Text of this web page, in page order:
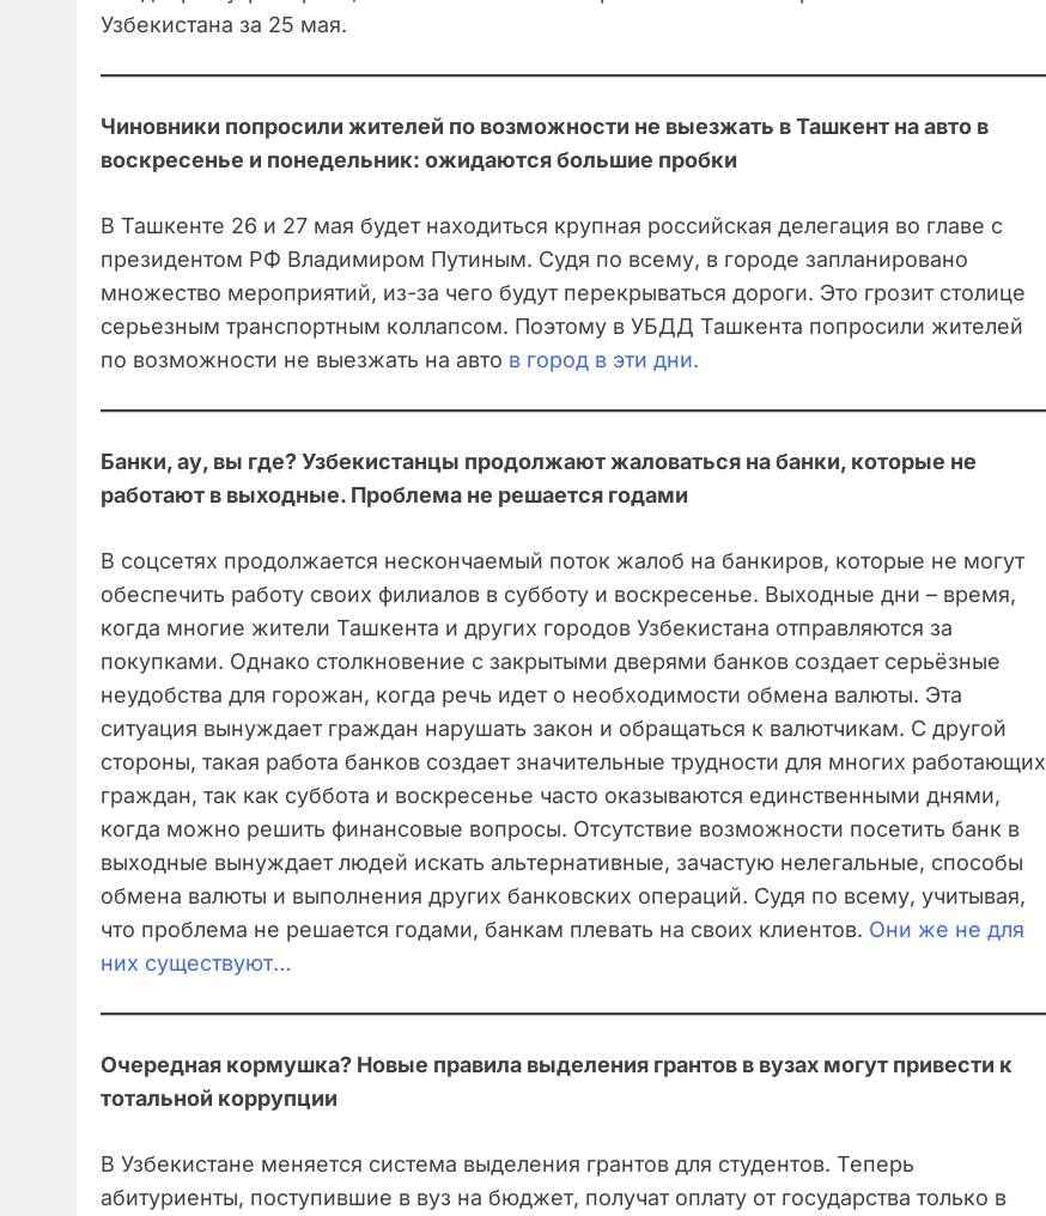
Узбекистана за 25 мая.
Чиновники попросили жителей по возможности не выезжать в Ташкент на авто в
воскресенье и понедельник: ожидаются большие пробки
В Ташкенте 26 и 27 мая будет находиться крупная российская делегация во главе с
президентом РФ Владимиром Путиным. Судя по всему, в городе запланировано
множество мероприятий, из-за чего будут перекрываться дороги. Это грозит столице
серьезным транспортным коллапсом. Поэтому в УБДД Ташкента попросили жителей
по возможности не выезжать на авто в город в эти дни.
Банки, ау, вы где? Узбекистанцы продолжают жаловаться на банки, которые не
работают в выходные. Проблема не решается годами
В соцсетях продолжается нескончаемый поток жалоб на банкиров, которые не могут
обеспечить работу своих филиалов в субботу и воскресенье. Выходные дни – время,
когда многие жители Ташкента и других городов Узбекистана отправляются за
покупками. Однако столкновение с закрытыми дверями банков создает серьёзные
неудобства для горожан, когда речь идет о необходимости обмена валюты. Эта
ситуация вынуждает граждан нарушать закон и обращаться к валютчикам. С другой
стороны, такая работа банков создает значительные трудности для многих работающих
граждан, так как суббота и воскресенье часто оказываются единственными днями,
когда можно решить финансовые вопросы. Отсутствие возможности посетить банк в
выходные вынуждает людей искать альтернативные, зачастую нелегальные, способы
обмена валюты и выполнения других банковских операций. Судя по всему, учитывая,
что проблема не решается годами, банкам плевать на своих клиентов. Они же не для
них существуют…
Очередная кормушка? Новые правила выделения грантов в вузах могут привести к
тотальной коррупции
В Узбекистане меняется система выделения грантов для студентов. Теперь
абитуриенты, поступившие в вуз на бюджет, получат оплату от государства только в